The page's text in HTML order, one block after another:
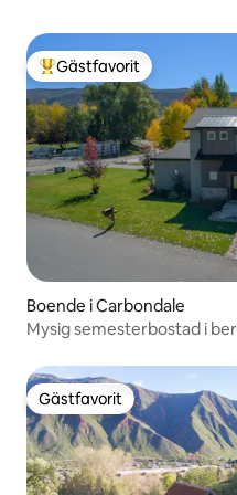
Populär gästfavorit
Gästfavorit
Boende i Carbondale
Mysig semesterbostad i
Gästfavorit
Gästfavorit